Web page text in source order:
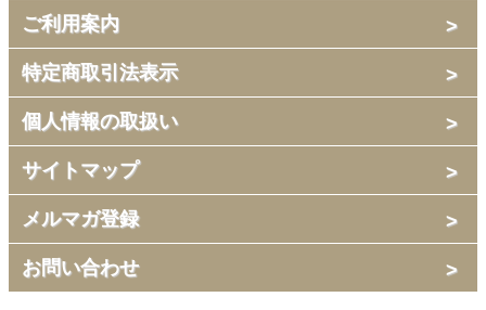
ご利用案内
特定商取引法表示
個人情報の取扱い
サイトマップ
メルマガ登録
お問い合わせ